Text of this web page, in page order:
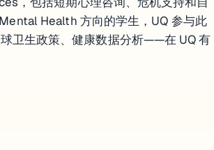
Health 方向的学生，UQ 参与此
卫生政策、健康数据分析——在 UQ 有